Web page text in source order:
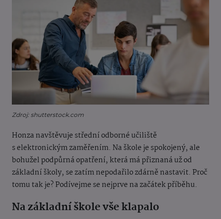
Zdroj: shutterstock.com
Honza navštěvuje střední odborné učiliště
s elektronickým zaměřením. Na škole je spokojený, ale
bohužel podpůrná opatření, která má přiznaná už od
základní školy, se zatím nepodařilo zdárně nastavit. Proč
tomu tak je? Podívejme se nejprve na začátek příběhu.
Na základní škole vše klapalo